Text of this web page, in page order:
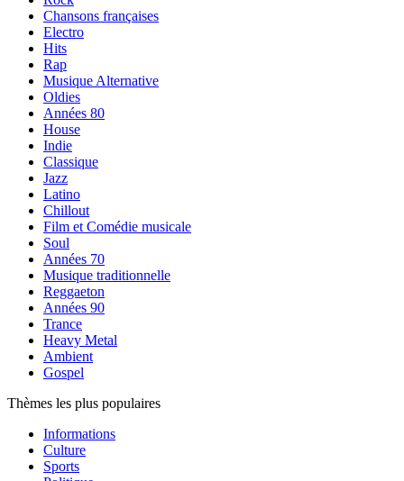
Chansons françaises
Electro
Hits
Rap
Musique Alternative
Oldies
Années 80
House
Indie
Classique
Jazz
Latino
Chillout
Film et Comédie musicale
Soul
Années 70
Musique traditionnelle
Reggaeton
Années 90
Trance
Heavy Metal
Ambient
Gospel
Thèmes les plus populaires
Informations
Culture
Sports